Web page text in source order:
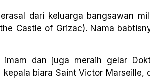
dari keluarga bangsawan
Castle of Grizac). Nama
dan juga meraih gelar
biara Saint Victor Marseille,